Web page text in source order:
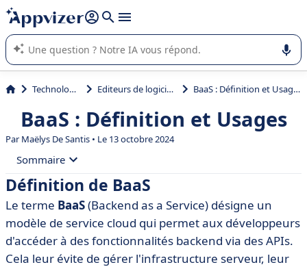
répondre (plusieurs lignes avec
L'IA de Appvizer vous guide dans l'utilisation ou la sélection de
logiciel SaaS en entreprise.
Technologie Editeurs de logiciels BaaS : Définition et Usages
BaaS : Définition et Usages
ParMaëlys De Santis • Le 13 octobre 2024
Sommaire
• Définition de BaaS
• Fonctionnalités clés du BaaS
• Avantages du BaaS
• Cas d'utilisation du BaaS
Définition de BaaS
Le terme BaaS(Backend as a Service) désigne un
modèle de service cloud qui permet aux développeurs
d'accéder à des fonctionnalités backend via des APIs.
Cela leur évite de gérer l'infrastructure serveur, leur